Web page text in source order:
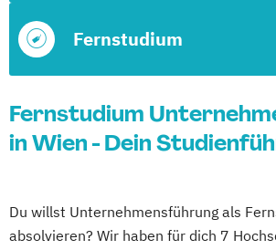
Fernstudium
Fernstudium
in Wien - Dein
Du willst Unternehmensführung als
absolvieren? Wir haben für dich 7